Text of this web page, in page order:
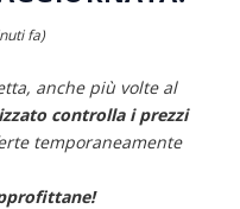
fa)
anche più volte al
controlla i prezzi
temporaneamente